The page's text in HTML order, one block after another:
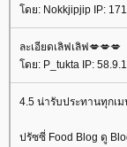
ดย: Nokkjipjip IP:
ละเอียดเลิฟเลิฟ💋💋💋
ดย: P_tukta IP:
4.5 น่ารับประทานทุกเม
ปรัซซี่ Food Blog ดู